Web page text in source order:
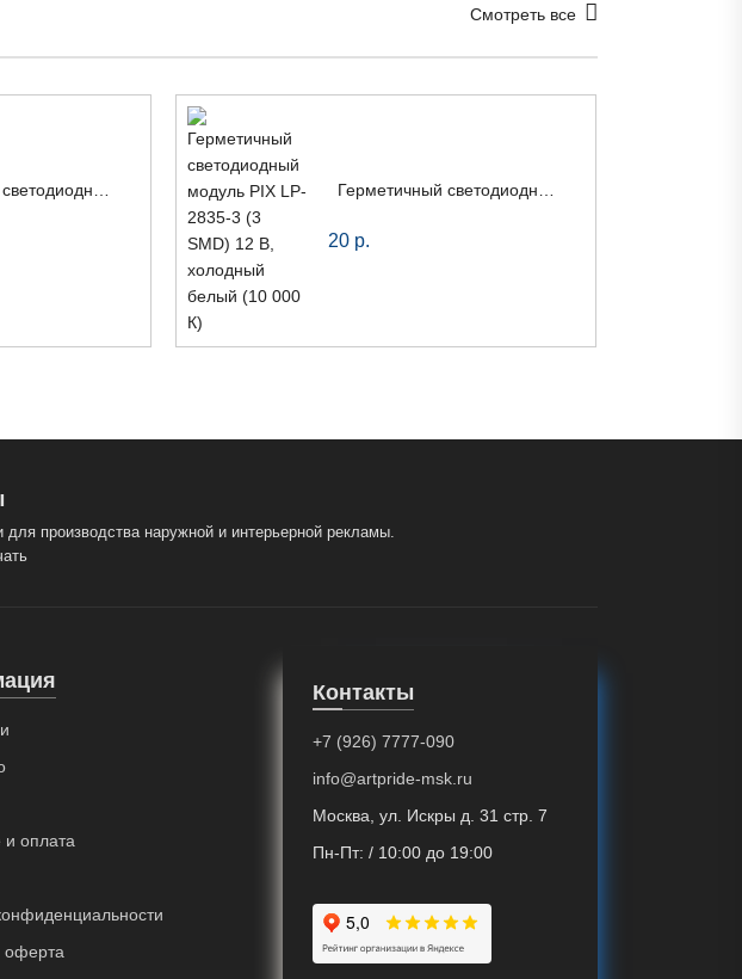
Смотреть все
20 р.
производства наружной и интерьерной рекламы.
и оплата
оферта
Контакты
+7 (926) 7777-090
info@artpride-msk.ru
Москва, ул. Искры д. 31 стр. 7
Пн-Пт: / 10:00 до 19:00